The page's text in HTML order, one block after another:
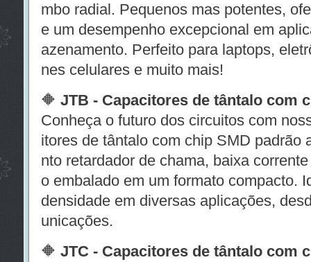
mbo radial. Pequenos mas potentes,
e um desempenho excepcional em
azenamento. Perfeito para laptops,
nes celulares e muito mais!
🔶 JTB - Capacitores de tântalo com
Conheça o futuro dos circuitos com
itores de tântalo com chip SMD padrão
nto retardador de chama, baixa
o embalado em um formato compacto.
densidade em diversas aplicações,
unicações.
🔶 JTC - Capacitores de tântalo com